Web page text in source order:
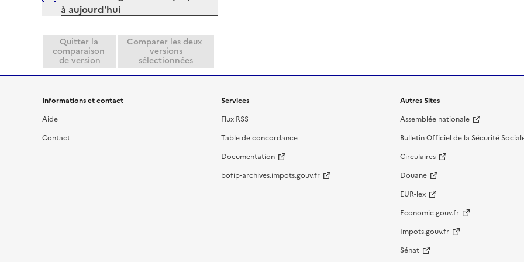
i
r
à aujourd'hui
Quitter la
comparaison
de version
Comparer les deux
versions
sélectionnées
Informations et contact
Aide
Contact
Services
Flux RSS
Table de concordance
Documentation
bofip-archives.impots.gouv.fr
Autres Sites
Assemblée nationale
Bulletin Officiel de la Sécurité
Circulaires
Douane
EUR-lex
Economie.gouv.fr
Impots.gouv.fr
Sénat